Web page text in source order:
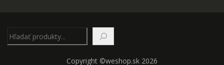
Copyright ©weshop.sk 2026